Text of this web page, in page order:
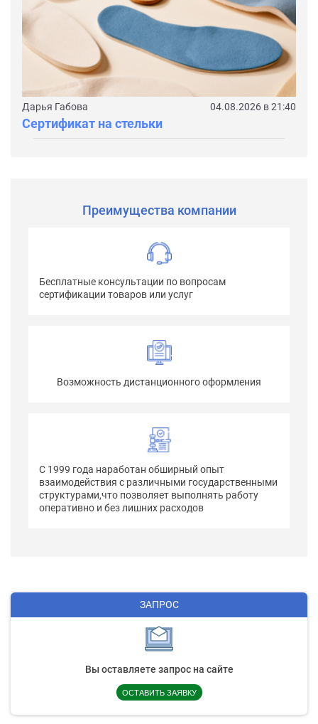
Дарья Габова 04.08.2026 в 21:40
Сертификат на стельки
Преимущества компании
Бесплатные консультации по вопросам
сертификации товаров или услуг
Возможность дистанционного оформления
С 1999 года наработан обширный опыт
взаимодействия с различными государственными
структурами,что позволяет выполнять работу
оперативно и без лишних расходов
ЗАПРОС
Вы оставляете запрос на сайте
ОСТАВИТЬ ЗАЯВКУ